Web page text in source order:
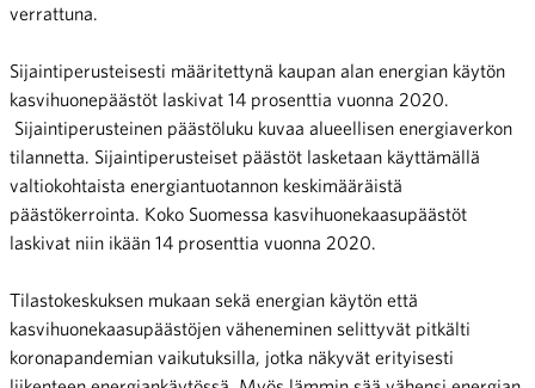
verrattuna.
Sijaintiperusteisesti määritettynä kaupan alan energian käytön
kasvihuonepäästöt laskivat 14 prosenttia vuonna 2020.
Sijaintiperusteinen päästöluku kuvaa alueellisen energiaverkon
tilannetta. Sijaintiperusteiset päästöt lasketaan käyttämällä
valtiokohtaista energiantuotannon keskimääräistä
päästökerrointa. Koko Suomessa kasvihuonekaasupäästöt
laskivat niin ikään 14 prosenttia vuonna 2020.
Tilastokeskuksen mukaan sekä energian käytön että
kasvihuonekaasupäästöjen väheneminen selittyvät pitkälti
koronapandemian vaikutuksilla, jotka näkyvät erityisesti